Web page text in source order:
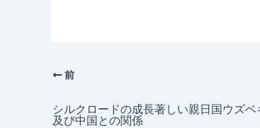
前
シルクロードの成長著しい親日国ウズ
及び中国との関係